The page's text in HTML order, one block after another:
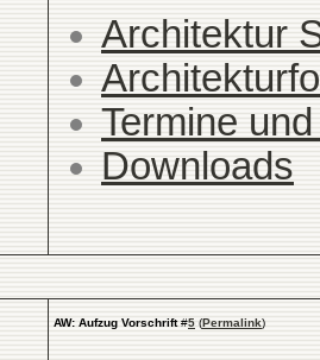
Architektur
Termine
Downloads
AW: Aufzug Vorschrift#5 (Permalink)